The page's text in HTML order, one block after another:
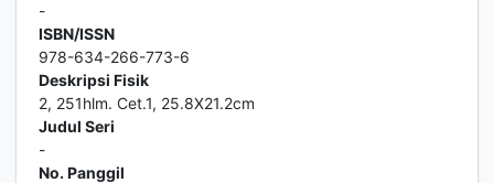
-
ISBN/ISSN
978-634-266-773-6
Deskripsi Fisik
2, 251hlm. Cet.1, 25.8X21.2cm
Judul Seri
-
No. Panggil